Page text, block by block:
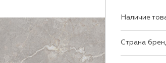
Наличие
Страна